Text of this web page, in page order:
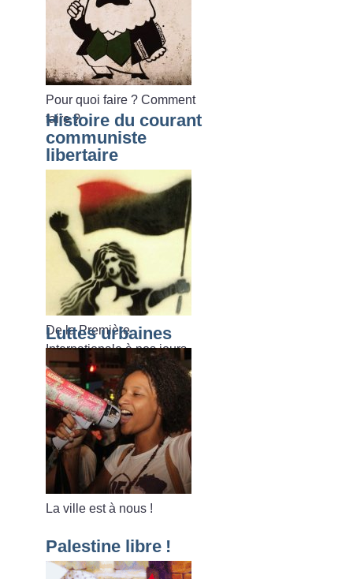
Pour quoi faire ? Comment
faire ?
Histoire du courant
communiste
libertaire
De la Première
Internationale à nos jours.
Luttes urbaines
La ville est à nous !
Palestine libre !